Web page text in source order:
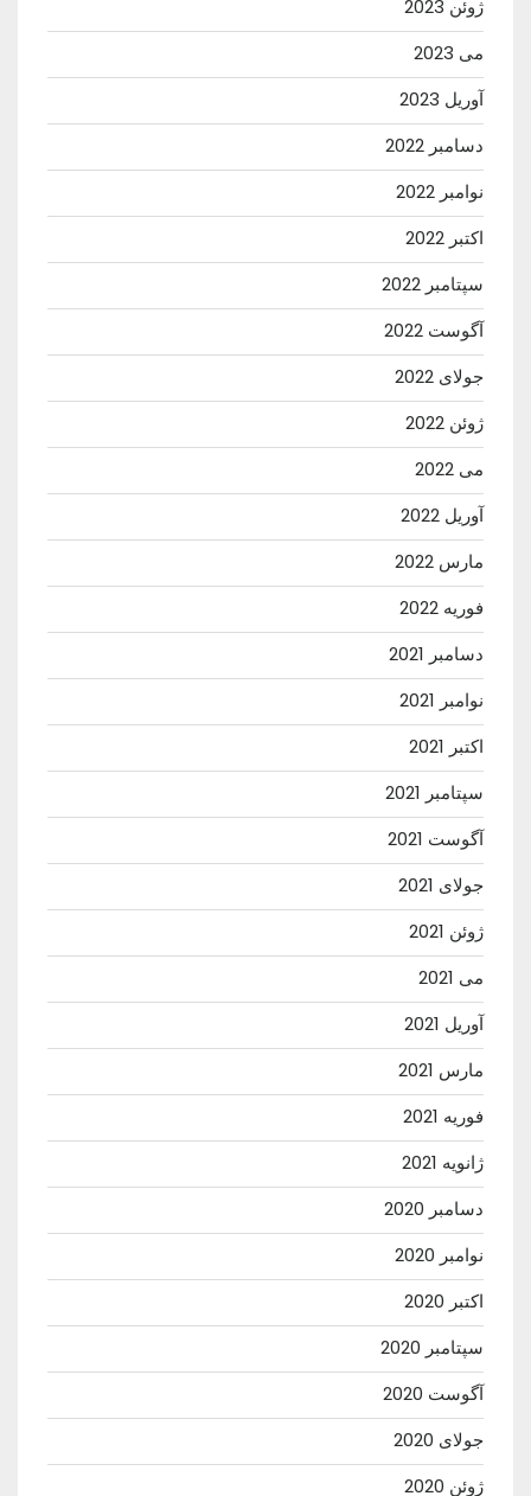
ژوئن 2023
می 2023
آوریل 2023
دسامبر 2022
نوامبر 2022
اکتبر 2022
سپتامبر 2022
آگوست 2022
جولای 2022
ژوئن 2022
می 2022
آوریل 2022
مارس 2022
فوریه 2022
دسامبر 2021
نوامبر 2021
اکتبر 2021
سپتامبر 2021
آگوست 2021
جولای 2021
ژوئن 2021
می 2021
آوریل 2021
مارس 2021
فوریه 2021
ژانویه 2021
دسامبر 2020
نوامبر 2020
اکتبر 2020
سپتامبر 2020
آگوست 2020
جولای 2020
ژوئن 2020